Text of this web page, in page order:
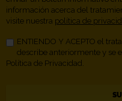
información acerca del
visite nuestra política de
ENTIENDO Y ACEPTO el
describe anteriormente y se
Política de Privacidad.